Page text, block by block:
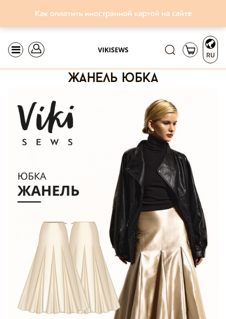
Как оплатить иностранной картой на сайте
RU
жанель юбка